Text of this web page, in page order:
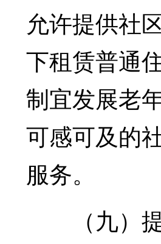
允许提供社
下租赁普通
制宜发展老
可感可及的
服务。
（九）提